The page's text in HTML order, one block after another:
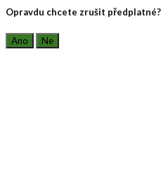
Opravdu chcete zrušit předplatné?
Ano Ne